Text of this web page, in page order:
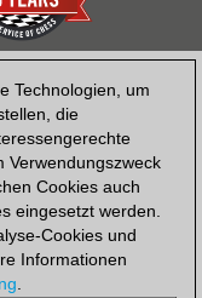
Technologien, um
die
Verwendungszweck
Cookies auch
eingesetzt werden.
Cookies und
Informationen
.